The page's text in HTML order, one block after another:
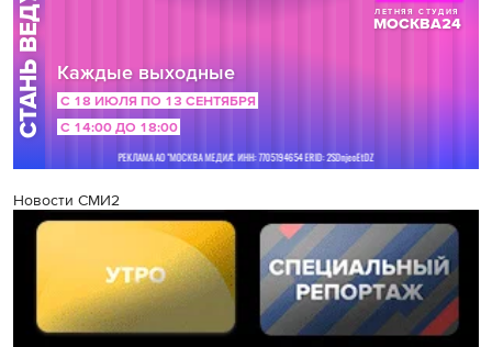
Новости СМИ2